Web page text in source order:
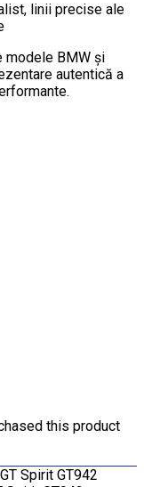
linii precise ale
modele BMW și
autentică a
this product